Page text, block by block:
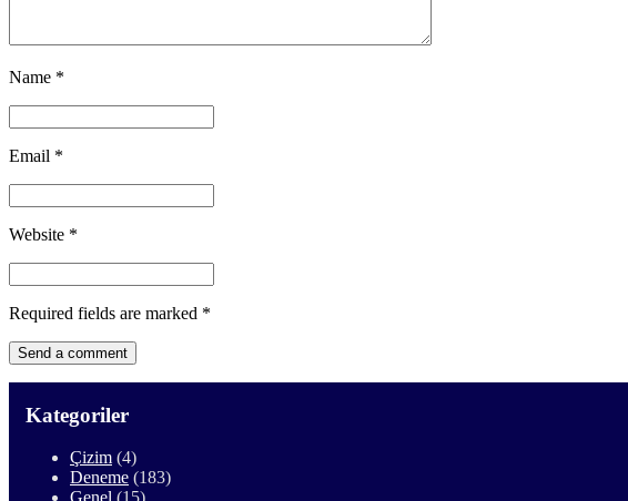
Name *
Email *
Website *
Required fields are marked *
Kategoriler
Çizim (4)
Deneme (183)